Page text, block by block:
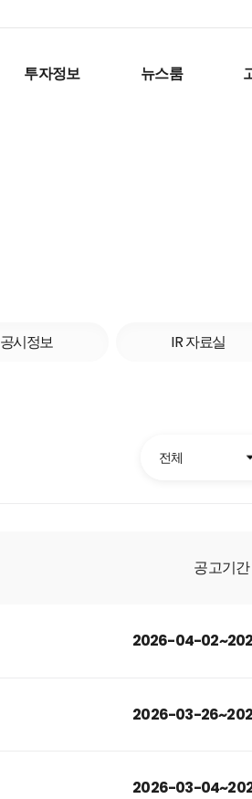
투자정보 뉴스룸
공시정보 IR 자료실
전체
공고기간
2026-04-
2026-03-
2026-03-